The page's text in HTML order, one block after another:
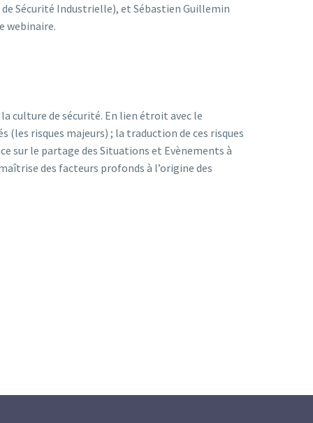
Sécurité Industrielle), et Sébastien Guillemin
webinaire.
culture de sécurité. En lien étroit avec le
risques majeurs) ; la traduction de ces risques
sur le partage des Situations et Evènements à
des facteurs profonds à l’origine des